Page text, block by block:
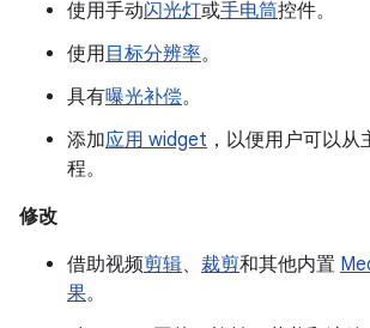
使用手动闪光灯或手电筒控件。
使用 目标分辨率。
具有曝光补偿。
添加应用 widget ，以便用户可以
程。
修改
借助视频剪辑、 裁剪和其他内置
果。